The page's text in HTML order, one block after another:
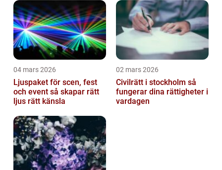
04 mars 2026
Ljuspaket för scen, fest
och event så skapar rätt
ljus rätt känsla
02 mars 2026
Civilrätt i stockholm så
fungerar dina rättigheter i
vardagen